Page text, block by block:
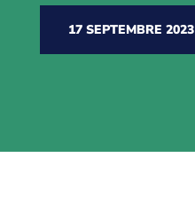
17 SEPTEMBRE 2023